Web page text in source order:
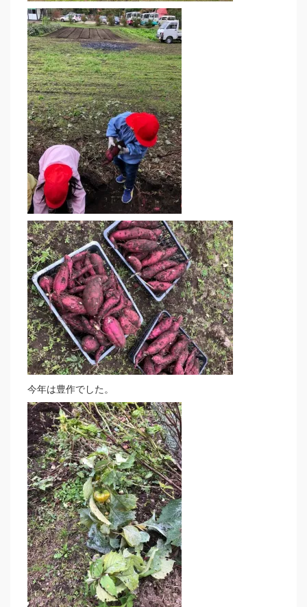
今年は豊作でした。